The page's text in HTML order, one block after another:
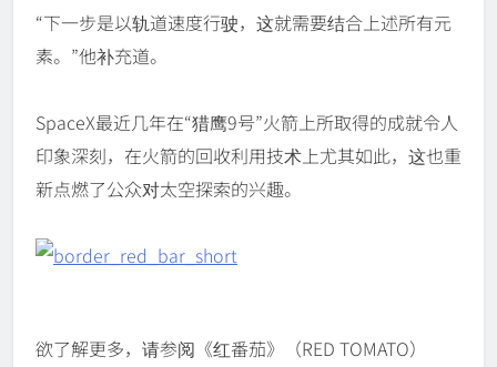
“下一步是以轨道速度行驶，这就需要结合上述所有元
素。”他补充道。
SpaceX最近几年在“猎鹰9号”火箭上所取得的成就令人
印象深刻，在火箭的回收利用技术上尤其如此，这也重
新点燃了公众对太空探索的兴趣。
欲了解更多，请参阅《红番茄》（RED TOMATO）